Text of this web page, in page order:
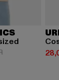
Prix en promotion: